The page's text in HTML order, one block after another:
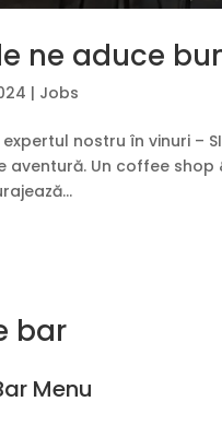
ne aduce
| Jobs
nostru în vinuri –
aventură. Un coffee
bar
Menu